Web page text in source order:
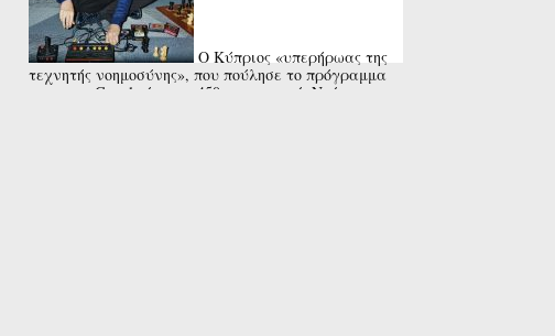
Ο Κύπριος «υπερήρωας της
τεχνητής νοημοσύνης», που πούλησε το πρόγραμμα
του στην Google έναντι 450 εκατ. ευρώ. Ντέμης